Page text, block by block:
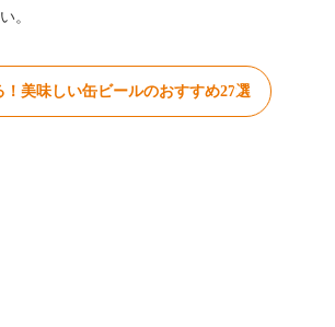
。
！美味しい缶ビールのおすすめ27選